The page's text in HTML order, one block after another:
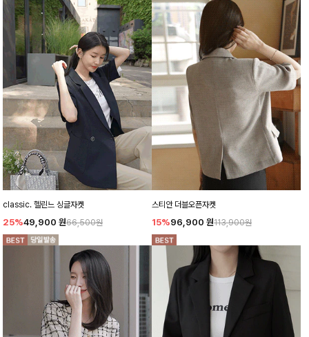
classic. 헬린느 싱글자켓
25%49,900 원66,500원
스티안 더블오픈자켓
15%96,900 원113,900원